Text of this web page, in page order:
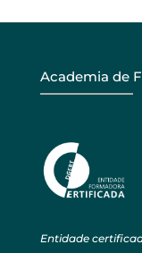
Academia de
Entidade